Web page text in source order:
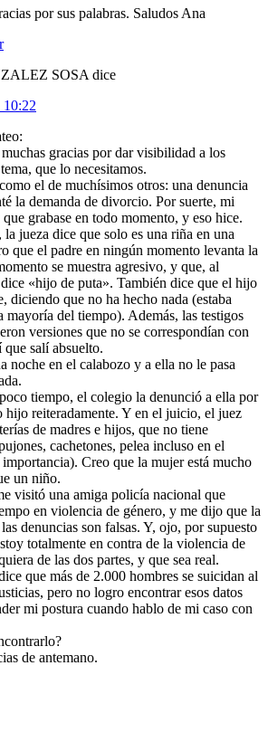
por sus palabras. Saludos Ana
SOSA dice
10:22
gracias por dar visibilidad a los
que lo necesitamos.
el de muchísimos otros: una denuncia
la demanda de divorcio. Por suerte, mi
grabase en todo momento, y eso hice.
jueza dice que solo es una riña en una
que el padre en ningún momento levanta la
se muestra agresivo, y que, al
«hijo de puta». También dice que el hijo
diciendo que no ha hecho nada (estaba
mayoría del tiempo). Además, las testigos
versiones que no se correspondían con
salí absuelto.
noche en el calabozo y a ella no le pasa
tiempo, el colegio la denunció a ella por
hijo reiteradamente. Y en el juicio, el juez
de madres e hijos, que no tiene
cachetones, pelea incluso en el
Creo que la mujer está mucho
un niño.
visitó una amiga policía nacional que
en violencia de género, y me dijo que la
denuncias son falsas. Y, ojo, por supuesto
totalmente en contra de la violencia de
de las dos partes, y que sea real.
que más de 2.000 hombres se suicidan al
pero no logro encontrar esos datos
mi postura cuando hablo de mi caso con
de antemano.